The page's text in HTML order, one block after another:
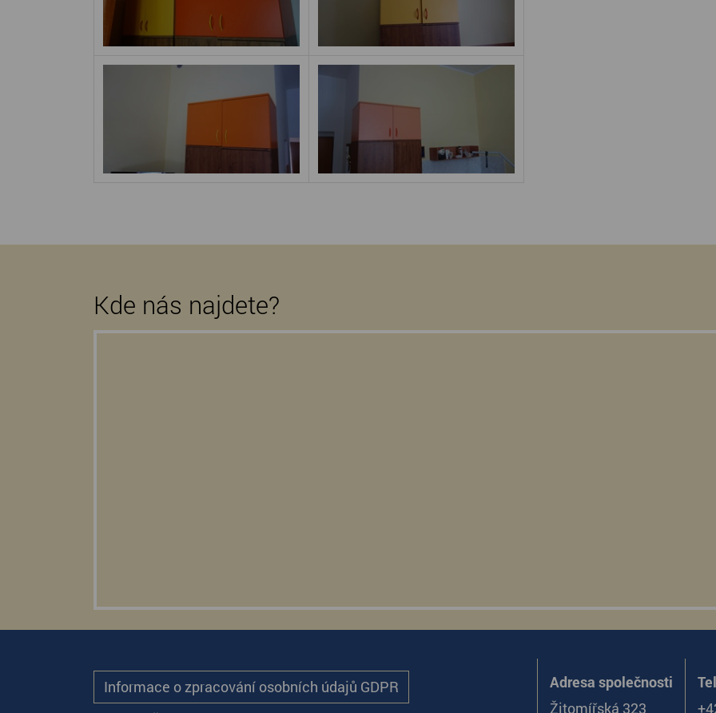
Kde nás najdete?
Adresa společnosti
Žitomířská 323
Informace o zpracování osobních údajů GDPR